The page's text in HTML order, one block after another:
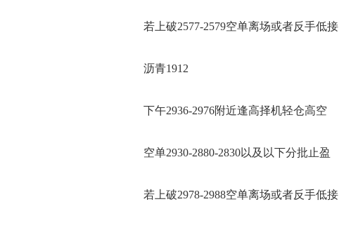
若上破2577-2579空单离场或者反手低接
沥青1912
下午2936-2976附近逢高择机轻仓高空
空单2930-2880-2830以及以下分批止盈
若上破2978-2988空单离场或者反手低接